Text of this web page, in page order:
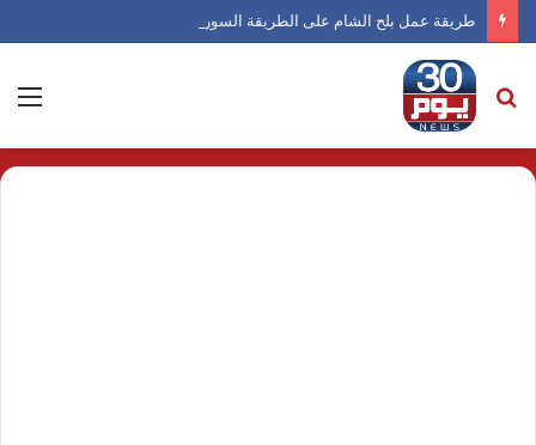
طريقة عمل بلح الشام على الطريقة السورية
بحث
عن